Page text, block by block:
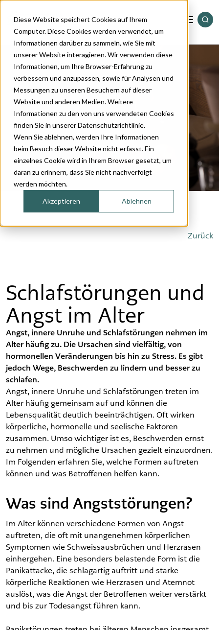
Diese Website speichert Cookies auf Ihrem
Computer. Diese Cookies werden verwendet, um
Informationen darüber zu sammeln, wie Sie mit
unserer Website interagieren. Wir verwenden diese
Informationen, um Ihre Browser-Erfahrung zu
verbessern und anzupassen, sowie für Analysen und
Messungen zu unseren Besuchern auf dieser
Website und anderen Medien. Weitere
Informationen zu den von uns verwendeten Cookies
finden Sie in unserer Datenschutzrichtlinie.
Wenn Sie ablehnen, werden Ihre Informationen
beim Besuch dieser Website nicht erfasst. Ein
einzelnes Cookie wird in Ihrem Browser gesetzt, um
daran zu erinnern, dass Sie nicht nachverfolgt
werden möchten.
Akzeptieren Ablehnen
Standorte
Dienstleistungen
Sortiment
Magazin
Über uns
Zurück
Schlafstörungen und
Angst im Alter
Angst, innere Unruhe und Schlafstörungen nehmen im
Alter häufig zu. Die Ursachen sind vielfältig, von
hormonellen Veränderungen bis hin zu Stress. Es gibt
jedoch Wege, Beschwerden zu lindern und besser zu
schlafen.
Angst, innere Unruhe und Schlafstörungen treten im
Alter häufig gemeinsam auf und können die
Lebensqualität deutlich beeinträchtigen. Oft wirken
körperliche, hormonelle und seelische Faktoren
zusammen. Umso wichtiger ist es, Beschwerden ernst
zu nehmen und mögliche Ursachen gezielt einzuordnen.
Im Folgenden erfahren Sie, welche Formen auftreten
können und was Betroffenen helfen kann.
Was sind Angststörungen?
Im Alter können verschiedene Formen von Angst
auftreten, die oft mit unangenehmen körperlichen
Symptomen wie Schweissausbrüchen und Herzrasen
einhergehen. Eine besonders belastende Form ist die
Panikattacke, die schlagartig auftritt und starke
körperliche Reaktionen wie Herzrasen und Atemnot
auslöst, was die Angst der Betroffenen weiter verstärkt
und bis zur Todesangst führen kann.